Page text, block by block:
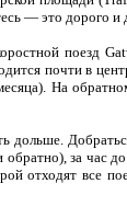
— это дорого и
поезд
почти в
На
дольше.
за час
отходят все